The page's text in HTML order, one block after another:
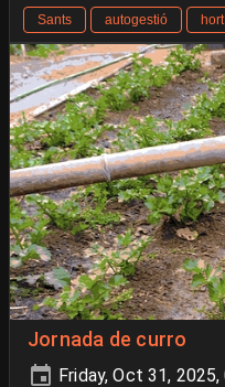
Sants autogestió hort
Jornada de curro
Friday, Oct 31,